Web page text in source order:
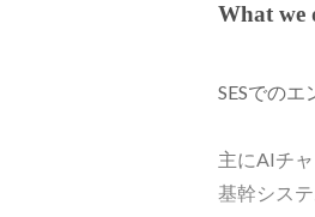
What we
SESでの
主にAIチ
基幹シス